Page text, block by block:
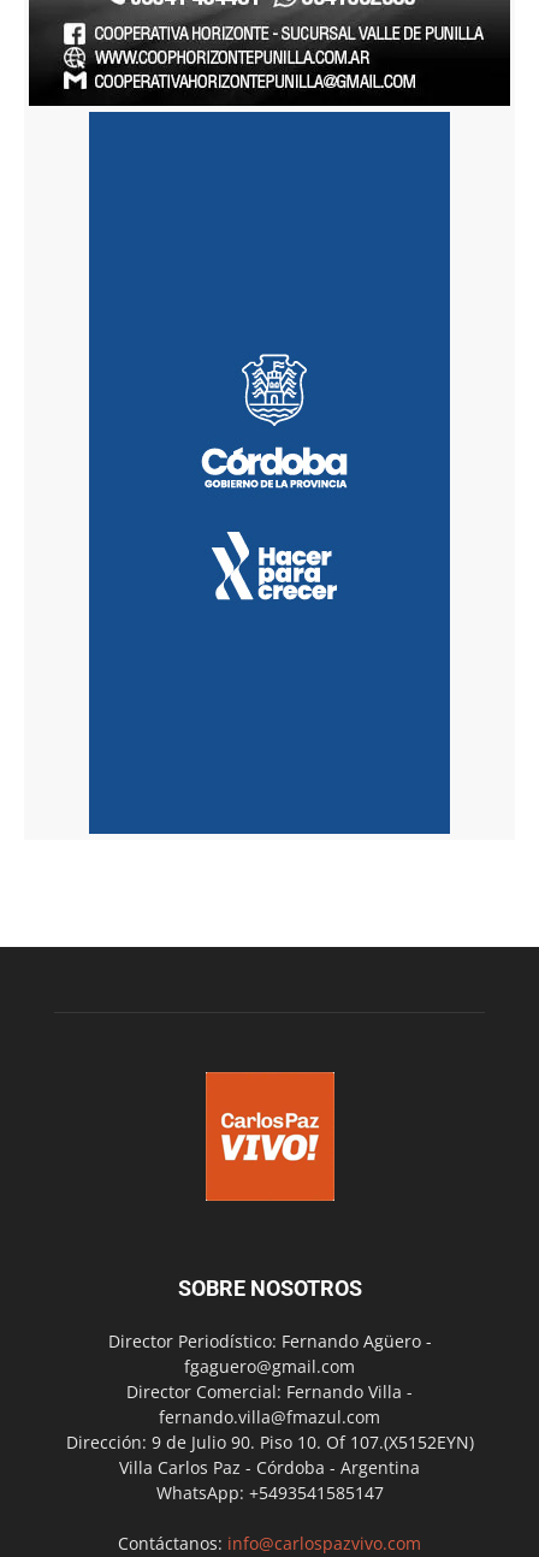
SOBRE NOSOTROS
Director Periodístico: Fernando Agüero -
fgaguero@gmail.com
Director Comercial: Fernando Villa -
fernando.villa@fmazul.com
Dirección: 9 de Julio 90. Piso 10. Of 107.(X5152EYN)
Villa Carlos Paz - Córdoba - Argentina
WhatsApp: +5493541585147
Contáctanos: info@carlospazvivo.com